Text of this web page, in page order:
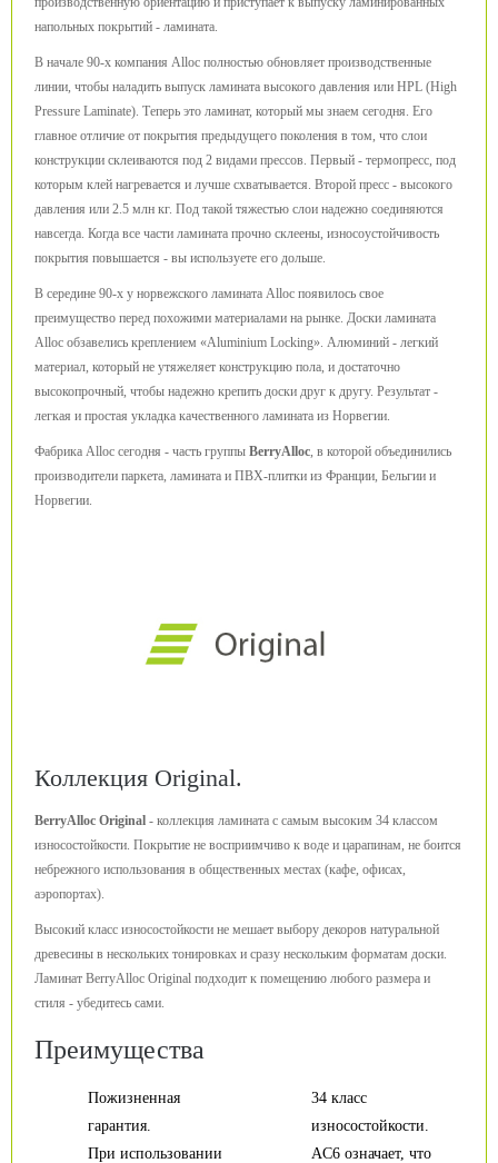
напольных покрытий - ламината.
В начале 90-х компания Alloc полностью обновляет производственные
линии, чтобы наладить выпуск ламината высокого давления или HPL (High
Pressure Laminate). Теперь это ламинат, который мы знаем сегодня. Его
главное отличие от покрытия предыдущего поколения в том, что слои
конструкции склеиваются под 2 видами прессов. Первый - термопресс, под
которым клей нагревается и лучше схватывается. Второй пресс - высокого
давления или 2.5 млн кг. Под такой тяжестью слои надежно соединяются
навсегда. Когда все части ламината прочно склеены, износоустойчивость
покрытия повышается - вы используете его дольше.
В середине 90-х у норвежского ламината Alloc появилось свое
преимущество перед похожими материалами на рынке. Доски ламината
Alloc обзавелись креплением «Aluminium Locking». Алюминий - легкий
материал, который не утяжеляет конструкцию пола, и достаточно
высокопрочный, чтобы надежно крепить доски друг к другу. Результат -
легкая и простая укладка качественного ламината из Норвегии.
Фабрика Alloc сегодня - часть группы BerryAlloc, в которой объединились
производители паркета, ламината и ПВХ-плитки из Франции, Бельгии и
Норвегии.
Коллекция Original.
BerryAlloc Original - коллекция ламината с самым высоким 34 классом
износостойкости. Покрытие не восприимчиво к воде и царапинам, не боится
небрежного использования в общественных местах (кафе, офисах,
аэропортах).
Высокий класс износостойкости не мешает выбору декоров натуральной
древесины в нескольких тонировках и сразу нескольким форматам доски.
Ламинат BerryAlloc Original подходит к помещению любого размера и
стиля - убедитесь сами.
Преимущества
Пожизненная
гарантия.
При использовании
34 класс
износостойкости.
AC6 означает, что